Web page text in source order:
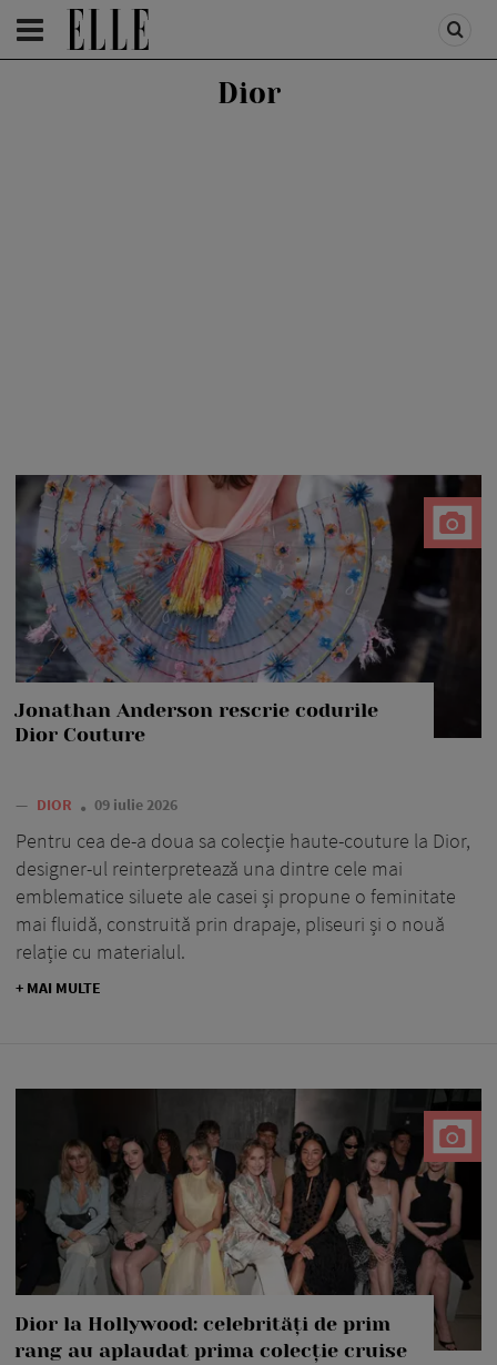
HOMEPAGE /FASHION
Dior
Jonathan Anderson rescrie codurile
Dior Couture
— DIOR 09 iulie 2026
Pentru cea de-a doua sa colecție haute-couture la Dior,
designer-ul reinterpretează una dintre cele mai
emblematice siluete ale casei și propune o feminitate
mai fluidă, construită prin drapaje, pliseuri și o nouă
relație cu materialul.
+ MAI MULTE
Dior la Hollywood: celebrități de prim
rang au aplaudat prima colecție cruise